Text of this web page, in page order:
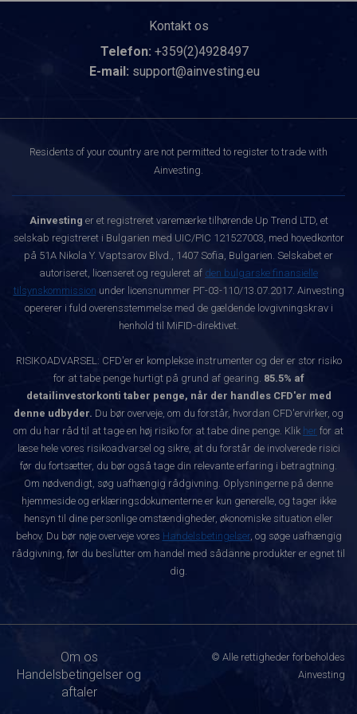
Kontakt os
Telefon: +359(2)4928497
E-mail: support@ainvesting.eu
Residents of your country are not permitted to register to trade with
Ainvesting.
Ainvesting er et registreret varemærke tilhørende Up Trend LTD, et
selskab registreret i Bulgarien med UIC/PIC 121527003, med hovedkontor
på 51A Nikola Y. Vaptsarov Blvd., 1407 Sofia, Bulgarien. Selskabet er
autoriseret, licenseret og reguleret af den bulgarske finansielle
tilsynskommission under licensnummer РГ-03-110/13.07.2017. Ainvesting
opererer i fuld overensstemmelse med de gældende lovgivningskrav i
henhold til MiFID-direktivet.
RISIKOADVARSEL: CFD'er er komplekse instrumenter og der er stor risiko
for at tabe penge hurtigt på grund af gearing. 85.5% af
detailinvestorkonti taber penge, når der handles CFD'er med
denne udbyder. Du bør overveje, om du forstår, hvordan CFD'ervirker, og
om du har råd til at tage en høj risiko for at tabe dine penge. Klik her for at
læse hele vores risikoadvarsel og sikre, at du forstår de involverede risici
før du fortsætter, du bør også tage din relevante erfaring i betragtning.
Om nødvendigt, søg uafhængig rådgivning. Oplysningerne på denne
hjemmeside og erklæringsdokumenterne er kun generelle, og tager ikke
hensyn til dine personlige omstændigheder, økonomiske situation eller
behov. Du bør nøje overveje vores Handelsbetingelser, og søge uafhængig
rådgivning, før du beslutter om handel med sådanne produkter er egnet til
dig.
Om os
Handelsbetingelser og
aftaler
© Alle rettigheder forbeholdes
Ainvesting